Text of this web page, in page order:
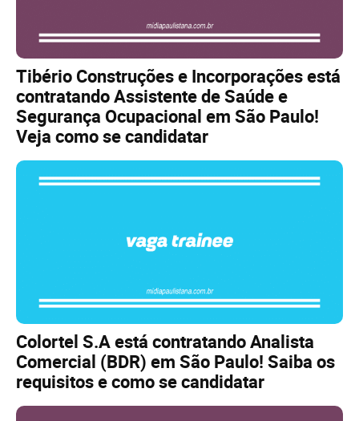
Tibério Construções e Incorporações está
contratando Assistente de Saúde e
Segurança Ocupacional em São Paulo!
Veja como se candidatar
Colortel S.A está contratando Analista
Comercial (BDR) em São Paulo! Saiba os
requisitos e como se candidatar